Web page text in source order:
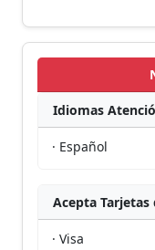
Idiomas
· Español
Acepta Tarjetas
· Visa